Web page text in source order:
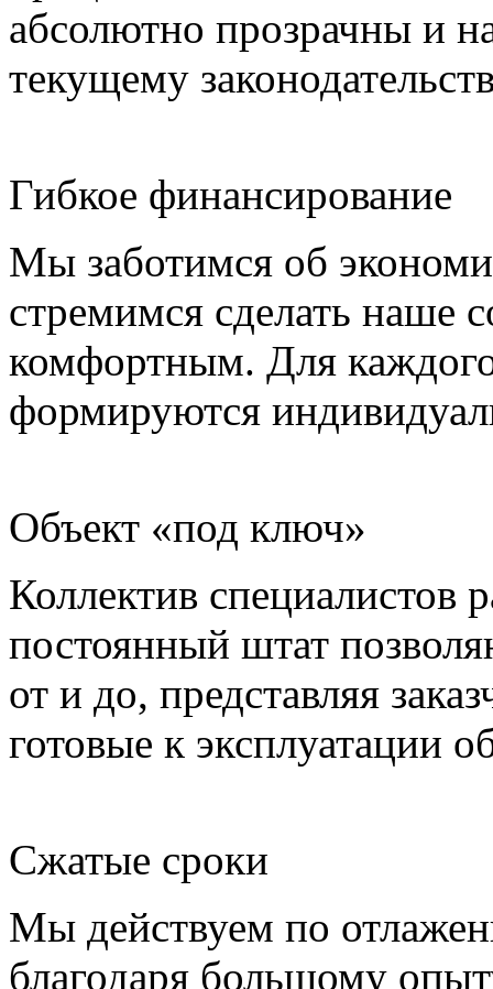
абсолютно прозрачны и
текущему
Гибкое финансирование
Мы заботимся об
стремимся сделать наше
комфортным. Для каждого
формируются
Объект «под ключ»
Коллектив специалистов
постоянный штат
от и до, представляя
готовые к эксплуатации
Сжатые сроки
Мы действуем по
благодаря большому